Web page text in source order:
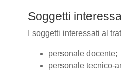
Soggetti
I soggetti interessati al
personale docente;
personale tecnico-